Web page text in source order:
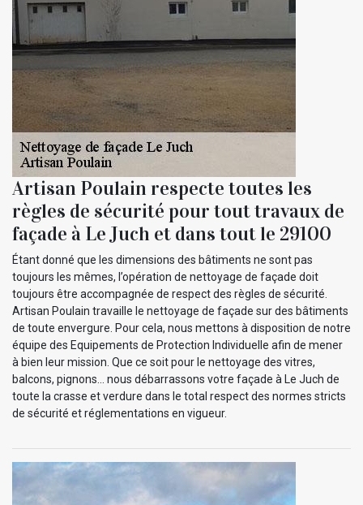
Artisan Poulain respecte toutes les
règles de sécurité pour tout travaux de
façade à Le Juch et dans tout le 29100
Étant donné que les dimensions des bâtiments ne sont pas
toujours les mêmes, l’opération de nettoyage de façade doit
toujours être accompagnée de respect des règles de sécurité.
Artisan Poulain travaille le nettoyage de façade sur des bâtiments
de toute envergure. Pour cela, nous mettons à disposition de notre
équipe des Equipements de Protection Individuelle afin de mener
à bien leur mission. Que ce soit pour le nettoyage des vitres,
balcons, pignons… nous débarrassons votre façade à Le Juch de
toute la crasse et verdure dans le total respect des normes stricts
de sécurité et réglementations en vigueur.